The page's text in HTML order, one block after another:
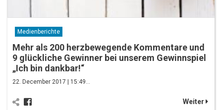
Medienberichte
Mehr als 200 herzbewegende Kommentare und
9 glückliche Gewinner bei unserem Gewinnspiel
„Ich bin dankbar!“
22. December 2017 | 15:49…
Weiter